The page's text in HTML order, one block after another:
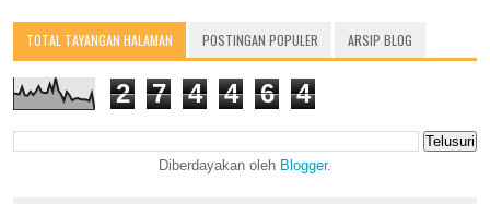
TOTAL TAYANGAN HALAMAN POSTINGAN POPULER ARSIP BLOG
2 7 4 4 6 4
Diberdayakan oleh Blogger.